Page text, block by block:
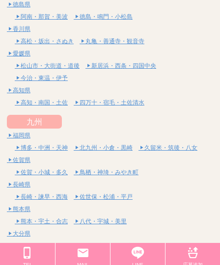
徳島県
阿南・那賀・美波
徳島・鳴門・小松島
香川県
高松・坂出・さぬき
丸亀・善通寺・観音寺
愛媛県
松山市・大街道・道後
新居浜・西条・四国中央
今治・東温・伊予
高知県
高知・南国・土佐
四万十・宿毛・土佐清水
九州
福岡県
博多・中洲・天神
北九州・小倉・黒崎
久留米・筑後・八女
佐賀県
佐賀・小城・多久
鳥栖・神埼・みやき町
長崎県
長崎・諫早・西海
佐世保・松浦・平戸
熊本県
熊本・宇土・合志
八代・宇城・美里
大分県
大分・臼杵・豊後大野
別府・由布・宇佐
宮崎県